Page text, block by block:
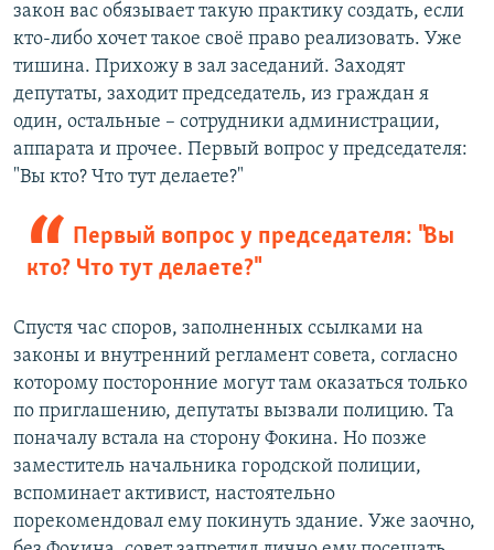
закон вас обязывает такую практику создать, если
кто-либо хочет такое своё право реализовать. Уже
тишина. Прихожу в зал заседаний. Заходят
депутаты, заходит председатель, из граждан я
один, остальные – сотрудники администрации,
аппарата и прочее. Первый вопрос у председателя:
"Вы кто? Что тут делаете?"
Первый вопрос у председателя: "Вы
кто? Что тут делаете?"
Спустя час споров, заполненных ссылками на
законы и внутренний регламент совета, согласно
которому посторонние могут там оказаться только
по приглашению, депутаты вызвали полицию. Та
поначалу встала на сторону Фокина. Но позже
заместитель начальника городской полиции,
вспоминает активист, настоятельно
порекомендовал ему покинуть здание. Уже заочно,